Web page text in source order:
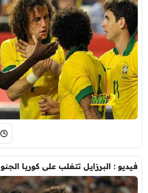
فيديو : البرزايل تتغلب على كوريا